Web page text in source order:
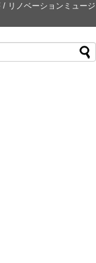
/ リノベーションミュー